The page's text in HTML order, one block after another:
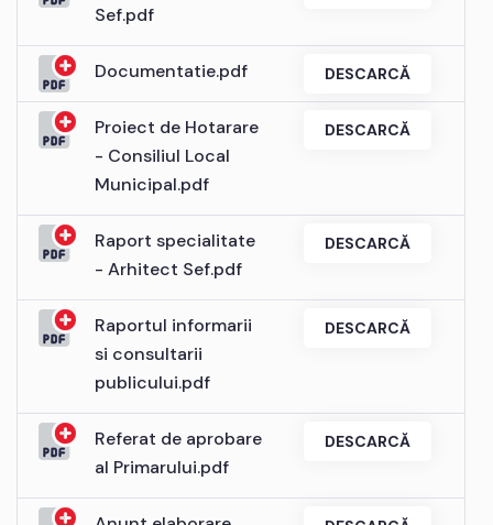
Sef.pdf
Documentatie.pdf DESCARCĂ
Proiect de Hotarare
- Consiliul Local
Municipal.pdf
DESCARCĂ
Raport specialitate
- Arhitect Sef.pdf
DESCARCĂ
Raportul informarii
si consultarii
publicului.pdf
DESCARCĂ
Referat de aprobare
al Primarului.pdf
DESCARCĂ